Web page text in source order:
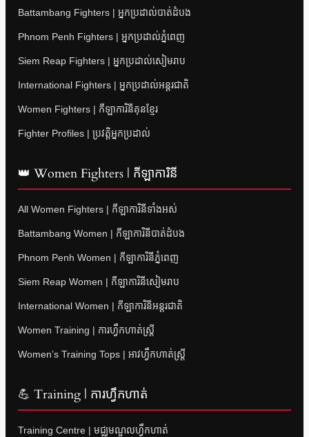
Battambang Fighters | អ្នកប្រដាល់បាត់ដំបង
Phnom Penh Fighters | អ្នកប្រដាល់ភ្នំពេញ
Siem Reap Fighters | អ្នកប្រដាល់សៀមរាប
International Fighters | អ្នកប្រដាល់អន្តរជាតិ
Women Fighters | កីឡាការិនីគុនខ្មែរ
Fighter Profiles | ប្រវត្តិអ្នកប្រដាល់
👑 Women Fighters | កីឡាការិនី
All Women Fighters | កីឡាការិនីទាំងអស់
Battambang Women | កីឡាការិនីបាត់ដំបង
Phnom Penh Women | កីឡាការិនីភ្នំពេញ
Siem Reap Women | កីឡាការិនីសៀមរាប
International Women | កីឡាការិនីអន្តរជាតិ
Women Training | ការហ្វឹកហាត់ស្ត្រី
Women’s Training Tops | អាវហ្វឹកហាត់ស្ត្រី
💪 Training | ការហ្វឹកហាត់
Training Centre | មជ្ឈមណ្ឌលហ្វឹកហាត់